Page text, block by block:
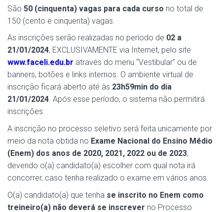
São 50 (cinquenta) vagas para cada curso no total de
150 (cento e cinquenta) vagas.
As inscrições serão realizadas no período de 02 a
21/01/2024, EXCLUSIVAMENTE via Internet, pelo site
www.faceli.edu.br através do menu “Vestibular” ou de
banners, botões e links internos. O ambiente virtual de
inscrição ficará aberto até às 23h59min do dia
21/01/2024. Após esse período, o sistema não permitirá
inscrições.
A inscrição no processo seletivo será feita unicamente por
meio da nota obtida no Exame Nacional do Ensino Médio
(Enem) dos anos de 2020, 2021, 2022 ou de 2023,
devendo o(a) candidato(a) escolher com qual nota irá
concorrer, caso tenha realizado o exame em vários anos.
O(a) candidato(a) que tenha se inscrito no Enem como
treineiro(a) não deverá se inscrever no Processo